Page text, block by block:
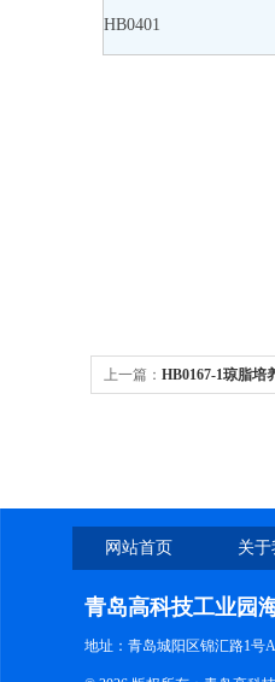
HB0401
上一篇： HB0167-1琼脂培
网站首页 关
青岛高科技工业园
地址：青岛城阳区锦汇路1号